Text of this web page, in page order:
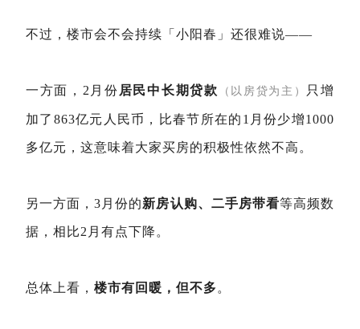
不过，楼市会不会持续「小阳春」还很难说——
一方面，2月份 居民中长期贷款 （以房贷为主） 只增
加了863亿元人民币，比春节所在的1月份少增1000
多亿元，这意味着大家买房的积极性依然不高。
另一方面，3月份的新房认购、二手房带看等高频数
据，相比2月有点下降。
总体上看， 楼市有回暖，但不多。